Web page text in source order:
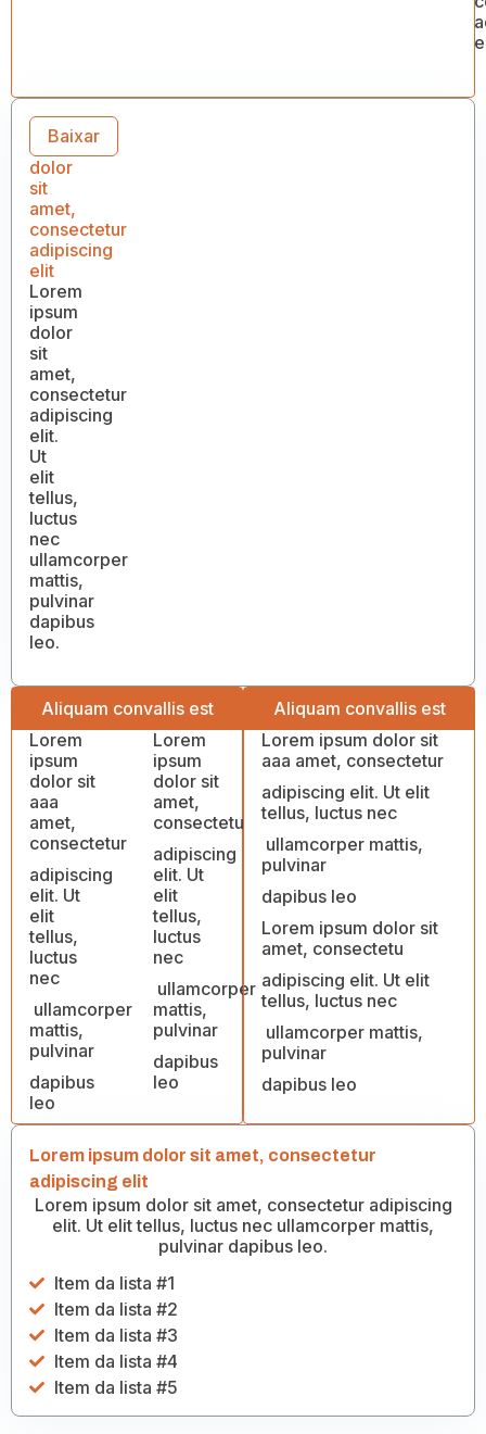
Lorem
ipsum
dolor
sit
amet,
consectetur
adipiscing
elit
Lorem
ipsum
dolor
sit
amet,
consectetur
adipiscing
elit.
Ut
elit
tellus,
luctus
nec
ullamcorper
mattis,
pulvinar
dapibus
leo.
Baixar
Aliquam convallis est
Lorem
ipsum
dolor sit
aaa
amet,
consectetur
adipiscing
elit. Ut
elit
tellus,
luctus
nec
ullamcorper
mattis,
pulvinar
dapibus
leo
Lorem
ipsum
dolor sit
amet,
consectetu
adipiscing
elit. Ut
elit
tellus,
luctus
nec
ullamcorper
mattis,
pulvinar
dapibus
leo
Aliquam convallis est
Lorem ipsum dolor sit
aaa amet, consectetur
adipiscing elit. Ut elit
tellus, luctus nec
ullamcorper mattis,
pulvinar
dapibus leo
Lorem ipsum dolor sit
amet, consectetu
adipiscing elit. Ut elit
tellus, luctus nec
ullamcorper mattis,
pulvinar
dapibus leo
Lorem ipsum dolor sit amet, consectetur
adipiscing elit
Lorem ipsum dolor sit amet, consectetur adipiscing
elit. Ut elit tellus, luctus nec ullamcorper mattis,
pulvinar dapibus leo.
Item da lista #1
Item da lista #2
Item da lista #3
Item da lista #4
Item da lista #5